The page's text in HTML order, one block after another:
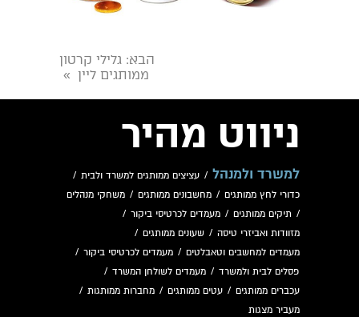
הבא: גלילי קרטון
ממותגים ליין
»
ניווט מהיר
למשרד ולמנהל / עציצים ממותגים למשרד ולבית /
כדורי לחץ ממותגים / מחשבונים ממותגים / משחקי מנהלים
/ תיקים ממותגים / מעמדים לכרטיסי ביקור /
מזוודות ואביזרי טיסה / שעונים ממותגים /
מעמדים למחשבים וטאבלטים / מעמדים לכרטיסי ביקור /
פסלים לבית ולמשרד / מעמדים לשולחן המשרד /
עכברים ממותגים / עטים ממותגים / מחברות ממותגות /
מעביר מצגות